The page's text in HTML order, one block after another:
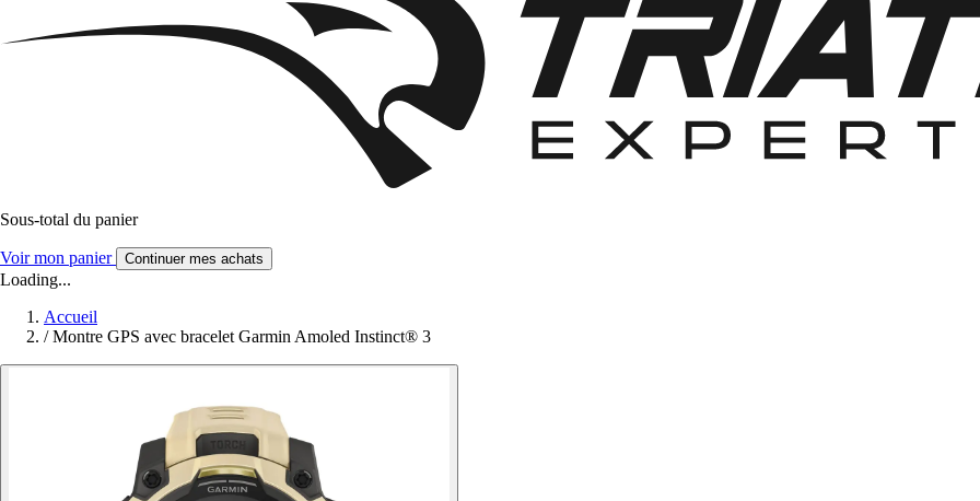
Sous-total du panier
Voir mon panier Continuer mes achats
Loading...
Accueil
/ Montre GPS avec bracelet Garmin Amoled Instinct® 3